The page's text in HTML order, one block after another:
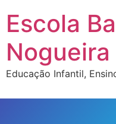
Escola
Nogueira
Educação Infantil,